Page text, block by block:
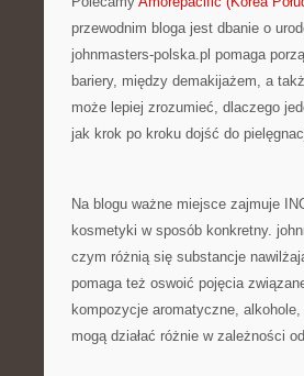
przewodnim bloga jest dbanie o
johnmasters-polska.pl pomaga
bariery, między demakijażem, a
może lepiej zrozumieć, dlaczego
jak krok po kroku dojść do
Na blogu ważne miejsce zajmuje
kosmetyki w sposób konkretny.
czym różnią się substancje
pomaga też oswoić pojęcia
kompozycje aromatyczne, alkohole,
mogą działać różnie w zależności